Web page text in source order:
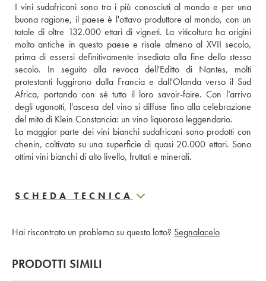
I vini sudafricani sono tra i più conosciuti al mondo e per una
buona ragione, il paese è l'ottavo produttore al mondo, con un
totale di oltre 132.000 ettari di vigneti. La viticoltura ha origini
molto antiche in questo paese e risale almeno al XVII secolo,
prima di essersi definitivamente insediata alla fine dello stesso
secolo. In seguito alla revoca dell'Editto di Nantes, molti
protestanti fuggirono dalla Francia e dall'Olanda verso il Sud
Africa, portando con sé tutto il loro savoir-faire. Con l’arrivo
degli ugonotti, l'ascesa del vino si diffuse fino alla celebrazione
del mito di Klein Constancia: un vino liquoroso leggendario.
La maggior parte dei vini bianchi sudafricani sono prodotti con
chenin, coltivato su una superficie di quasi 20.000 ettari. Sono
ottimi vini bianchi di alto livello, fruttati e minerali.
SCHEDA TECNICA
Hai riscontrato un problema su questo lotto? Segnalacelo
PRODOTTI SIMILI